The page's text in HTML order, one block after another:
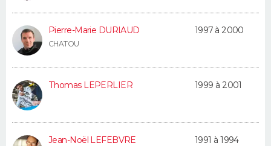
Pierre-Marie DURIAUD
CHATOU
1997 à 2000
Thomas LEPERLIER 1999 à 2001
Jean-Noël LEFEBVRE 1991 à 1994